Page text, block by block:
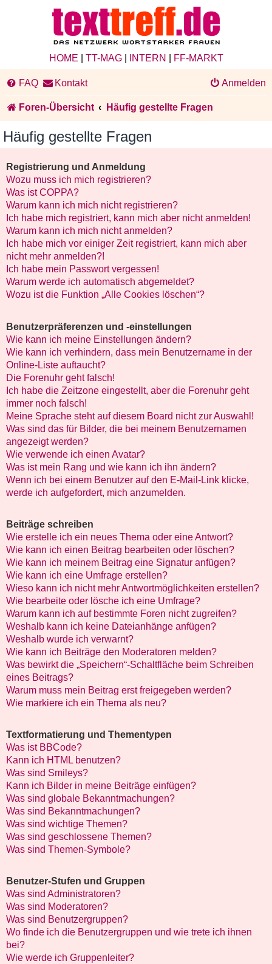
HOME TT-MAG| INTERN FF-MARKT
FAQ Kontakt Anmelden
Foren-Übersicht Häufig gestellte Fragen
Häufig gestellte Fragen
Registrierung und Anmeldung
Wozu muss ich mich registrieren?
Was ist COPPA?
Warum kann ich mich nicht registrieren?
Ich habe mich registriert, kann mich aber nicht anmelden!
Warum kann ich mich nicht anmelden?
Ich habe mich vor einiger Zeit registriert, kann mich aber
nicht mehr anmelden?!
Ich habe mein Passwort vergessen!
Warum werde ich automatisch abgemeldet?
Wozu ist die Funktion „Alle Cookies löschen“?
Benutzerpräferenzen und -einstellungen
Wie kann ich meine Einstellungen ändern?
Wie kann ich verhindern, dass mein Benutzername in der
Online-Liste auftaucht?
Die Forenuhr geht falsch!
Ich habe die Zeitzone eingestellt, aber die Forenuhr geht
immer noch falsch!
Meine Sprache steht auf diesem Board nicht zur Auswahl!
Was sind das für Bilder, die bei meinem Benutzernamen
angezeigt werden?
Wie verwende ich einen Avatar?
Was ist mein Rang und wie kann ich ihn ändern?
Wenn ich bei einem Benutzer auf den E-Mail-Link klicke,
werde ich aufgefordert, mich anzumelden.
Beiträge schreiben
Wie erstelle ich ein neues Thema oder eine Antwort?
Wie kann ich einen Beitrag bearbeiten oder löschen?
Wie kann ich meinem Beitrag eine Signatur anfügen?
Wie kann ich eine Umfrage erstellen?
Wieso kann ich nicht mehr Antwortmöglichkeiten erstellen?
Wie bearbeite oder lösche ich eine Umfrage?
Warum kann ich auf bestimmte Foren nicht zugreifen?
Weshalb kann ich keine Dateianhänge anfügen?
Weshalb wurde ich verwarnt?
Wie kann ich Beiträge den Moderatoren melden?
Was bewirkt die „Speichern“-Schaltfläche beim Schreiben
eines Beitrags?
Warum muss mein Beitrag erst freigegeben werden?
Wie markiere ich ein Thema als neu?
Textformatierung und Thementypen
Was ist BBCode?
Kann ich HTML benutzen?
Was sind Smileys?
Kann ich Bilder in meine Beiträge einfügen?
Was sind globale Bekanntmachungen?
Was sind Bekanntmachungen?
Was sind wichtige Themen?
Was sind geschlossene Themen?
Was sind Themen-Symbole?
Benutzer-Stufen und Gruppen
Was sind Administratoren?
Was sind Moderatoren?
Was sind Benutzergruppen?
Wo finde ich die Benutzergruppen und wie trete ich ihnen
bei?
Wie werde ich Gruppenleiter?